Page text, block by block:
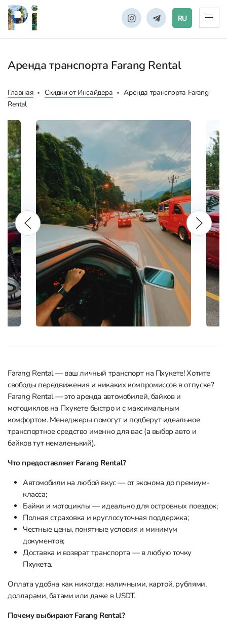
RU
Аренда транспорта Farang Rental
Главная Скидки от Инсайдера
Аренда транспорта Farang
Rental
Farang Rental — ваш личный транспорт на Пхукете! Хотите
свободы передвижения и никаких компромиссов в отпуске?
Farang Rental — это аренда автомобилей, байков и
мотоциклов на Пхукете быстро и с максимальным
комфортом. Менеджеры помогут и подберут идеальное
транспортное средство именно для вас (а выбор авто и
байков тут немаленький).
Что предоставляет Farang Rental?
Автомобили на любой вкус — от эконома до премиум-
класса;
Байки и мотоциклы — идеально для островных поездок;
Полная страховка и круглосуточная поддержка;
Честные цены, понятные условия и минимум
документов;
Доставка и возврат транспорта — в любую точку
Пхукета.
Оплата удобна как никогда: наличными, картой, рублями,
долларами, батами или даже в USDT.
Почему выбирают Farang Rental?